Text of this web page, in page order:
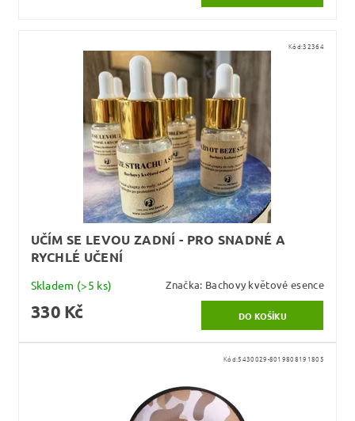
Kód:32364
UČÍM SE LEVOU ZADNÍ - PRO SNADNÉ A
RYCHLÉ UČENÍ
Skladem (>5 ks) Značka: Bachovy květové esence
330 Kč
Kód:5430029-8019808191805